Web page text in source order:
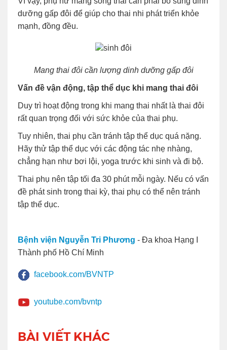
dưỡng gấp đôi để giúp cho thai nhi phát triển khỏe
mạnh, đồng đều.
Mang thai đôi cần lượng dinh dưỡng gấp đôi
Vấn đề vận động, tập thể dục khi mang thai đôi
Duy trì hoạt động trong khi mang thai nhất là thai đôi
rất quan trọng đối với sức khỏe của thai phụ.
Tuy nhiên, thai phụ cần tránh tập thể dục quá nặng.
Hãy thử tập thể dục với các động tác nhẹ nhàng,
chẳng hạn như bơi lội, yoga trước khi sinh và đi bộ.
Thai phụ nên tập tối đa 30 phút mỗi ngày. Nếu có vấn
đề phát sinh trong thai kỳ, thai phụ có thể nên tránh
tập thể dục.
Bệnh viện Nguyễn Tri Phương - Đa khoa Hạng I
Thành phố Hồ Chí Minh
facebook.com/BVNTP
youtube.com/bvntp
BÀI VIẾT KHÁC